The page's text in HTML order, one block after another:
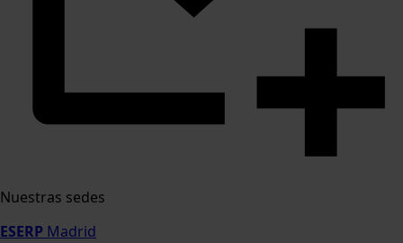
Nuestras sedes
ESERP Madrid